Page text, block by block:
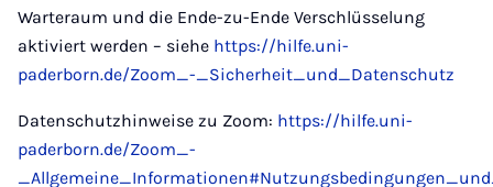
Warteraum und die Ende-zu-Ende Verschlüsselung
aktiviert werden – siehe https://hilfe.uni-
paderborn.de/Zoom_-_Sicherheit_und_Datenschutz
Datenschutzhinweise zu Zoom: https://hilfe.uni-
paderborn.de/Zoom_-